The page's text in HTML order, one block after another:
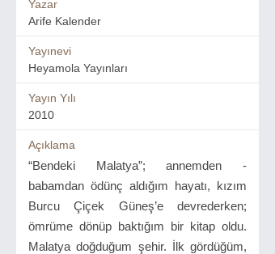
Yazar
Arife Kalender
Yayınevi
Heyamola Yayınları
Yayın Yılı
2010
Açıklama
“Bendeki Malatya”; annemden -
babamdan ödünç aldığım hayatı, kızım
Burcu Çiçek Güneş’e devrederken;
ömrüme dönüp baktığım bir kitap oldu.
Malatya doğduğum şehir. İlk gördüğüm,